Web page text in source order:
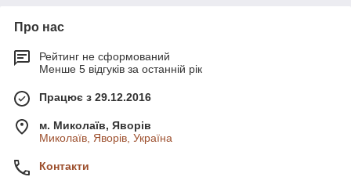
Про нас
Рейтинг не сформований
Менше 5 відгуків за останній рік
Працює з 29.12.2016
м. Миколаїв, Яворів
Миколаїв, Яворів, Україна
Контакти